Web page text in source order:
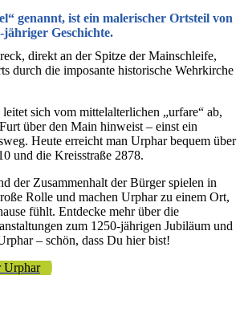
genannt, ist ein malerischer Ortsteil von
Geschichte.
direkt an der Spitze der Mainschleife,
durch die imposante historische Wehrkirche
sich vom mittelalterlichen „urfare“ ab,
über den Main hinweist – einst ein
Heute erreicht man Urphar bequem über
und die Kreisstraße 2878.
der Zusammenhalt der Bürger spielen in
Rolle und machen Urphar zu einem Ort,
fühlt. Entdecke mehr über die
zum 1250-jährigen Jubiläum und
– schön, dass Du hier bist!
Urphar